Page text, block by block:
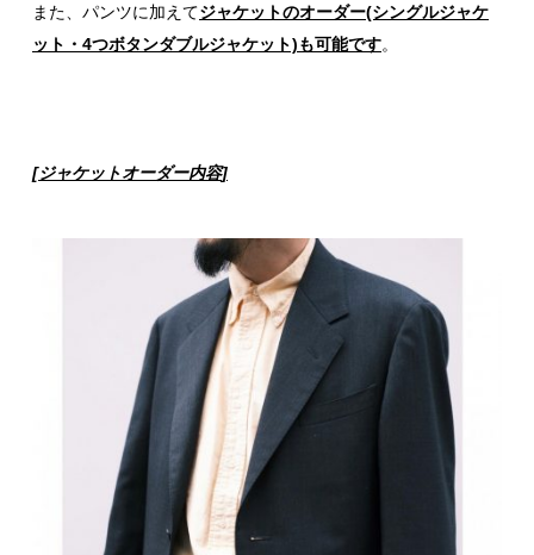
また、パンツに加えてジャケットのオーダー(シングルジャケ
ット・4つボタンダブルジャケット)も可能です。
[ジャケットオーダー内容]